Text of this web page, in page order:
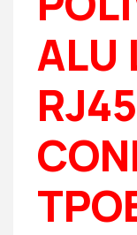
ALU